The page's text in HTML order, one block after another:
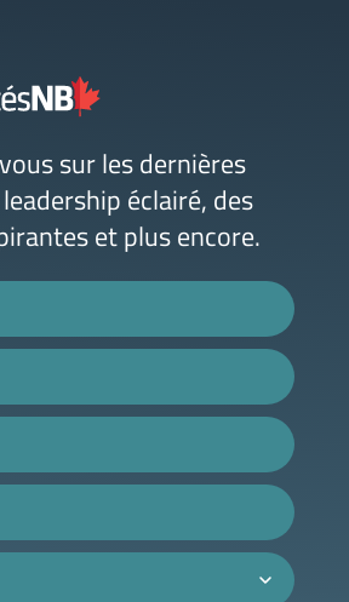
sur les dernières
éclairé, des
et plus encore.